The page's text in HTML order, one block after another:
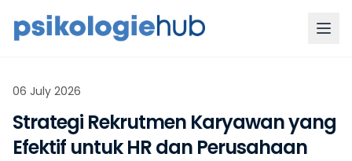
06 July 2026
Strategi Rekrutmen Karyawan yang
Efektif untuk HR dan Perusahaan